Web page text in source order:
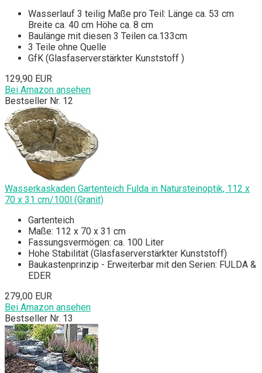
Wasserlauf 3 teilig Maße pro Teil: Länge ca. 53 cm
Breite ca. 40 cm Höhe ca. 8 cm
Baulänge mit diesen 3 Teilen ca.133cm
3 Teile ohne Quelle
GfK (Glasfaserverstärkter Kunststoff )
129,90 EUR
Bei Amazon ansehen
Bestseller Nr. 12
Wasserkaskaden Gartenteich Fulda in Natursteinoptik, 112 x
70 x 31 cm/100l (Granit)
Gartenteich
Maße: 112 x 70 x 31 cm
Fassungsvermögen: ca. 100 Liter
Hohe Stabilität (Glasfaserverstärkter Kunststoff)
Baukastenprinzip - Erweiterbar mit den Serien: FULDA &
EDER
279,00 EUR
Bei Amazon ansehen
Bestseller Nr. 13